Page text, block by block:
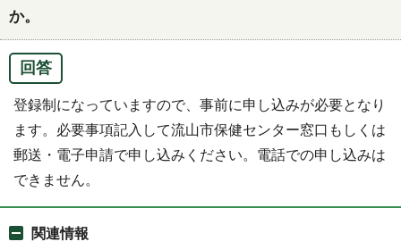
か。
回答
登録制になっていますので、事前に申し込みが必要となり
ます。必要事項記入して流山市保健センター窓口もしくは
郵送・電子申請で申し込みください。電話での申し込みは
できません。
関連情報